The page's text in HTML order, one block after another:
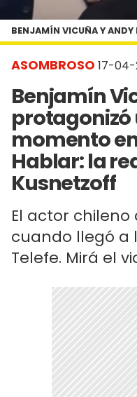
ASOMBROSO 17-04-
Benjamín
momento
Hablar: la
Kusnetzoff
El actor
cuando llegó a
Telefe. Mirá el
BENJAMÍN VICUÑA Y ANDY